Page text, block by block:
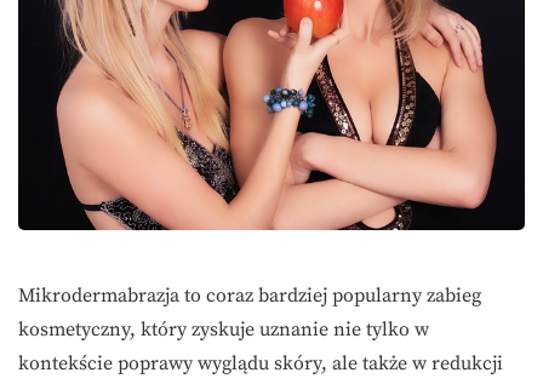
Mikrodermabrazja to coraz bardziej popularny zabieg
kosmetyczny, który zyskuje uznanie nie tylko w
kontekście poprawy wyglądu skóry, ale także w redukcji